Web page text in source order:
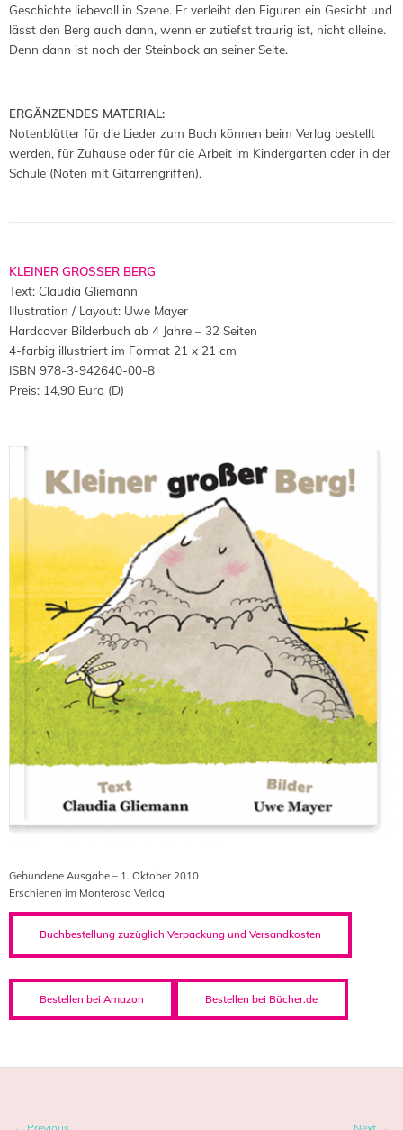
Geschichte liebevoll in Szene. Er verleiht den Figuren ein Gesicht und
lässt den Berg auch dann, wenn er zutiefst traurig ist, nicht alleine.
Denn dann ist noch der Steinbock an seiner Seite.
ERGÄNZENDES MATERIAL:
Notenblätter für die Lieder zum Buch können beim Verlag bestellt
werden, für Zuhause oder für die Arbeit im Kindergarten oder in der
Schule (Noten mit Gitarrengriffen).
KLEINER GROSSER BERG
Text: Claudia Gliemann
Illustration / Layout: Uwe Mayer
Hardcover Bilderbuch ab 4 Jahre – 32 Seiten
4-farbig illustriert im Format 21 x 21 cm
ISBN 978-3-942640-00-8
Preis: 14,90 Euro (D)
Gebundene Ausgabe – 1. Oktober 2010
Erschienen im Monterosa Verlag
Buchbestellung zuzüglich Verpackung und Versandkosten
Bestellen bei Amazon Bestellen bei Bücher.de